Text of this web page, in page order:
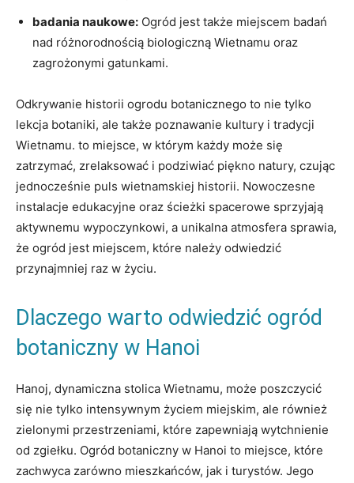
badania naukowe: Ogród jest także miejscem badań
nad różnorodnością biologiczną Wietnamu oraz
zagrożonymi gatunkami.
Odkrywanie historii ogrodu botanicznego to nie tylko
lekcja botaniki, ale także poznawanie kultury i tradycji
Wietnamu. to miejsce, w którym każdy może się
zatrzymać, zrelaksować i podziwiać piękno natury, czując
jednocześnie puls wietnamskiej historii. Nowoczesne
instalacje edukacyjne oraz ścieżki spacerowe sprzyjają
aktywnemu wypoczynkowi, a unikalna atmosfera sprawia,
że ogród jest miejscem, które należy odwiedzić
przynajmniej raz w życiu.
Dlaczego warto odwiedzić ogród
botaniczny w Hanoi
Hanoj, dynamiczna stolica Wietnamu, może poszczycić
się nie tylko intensywnym życiem miejskim, ale również
zielonymi przestrzeniami, które zapewniają wytchnienie
od zgiełku. Ogród botaniczny w Hanoi to miejsce, które
zachwyca zarówno mieszkańców, jak i turystów. Jego